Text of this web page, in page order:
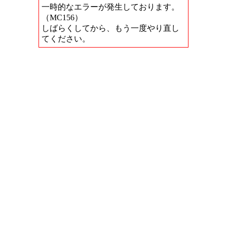
一時的なエラーが発生しております。
（MC156）
しばらくしてから、もう一度やり直し
てください。